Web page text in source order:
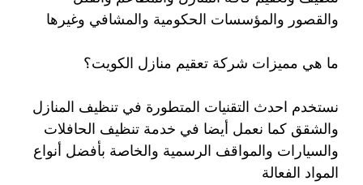
والقصور والمؤسسات الحكومية والمشافي وغيرها
ما هي مميزات شركة تعقيم منازل الكويت؟
نستخدم احدث التقنيات المتطورة في تنظيف المنازل
والشقق كما نعمل أيضا في خدمة تنظيف الحافلات
والسيارات والمواقف الرسمية والخاصة بأفضل أنواع
المواد الفعالة